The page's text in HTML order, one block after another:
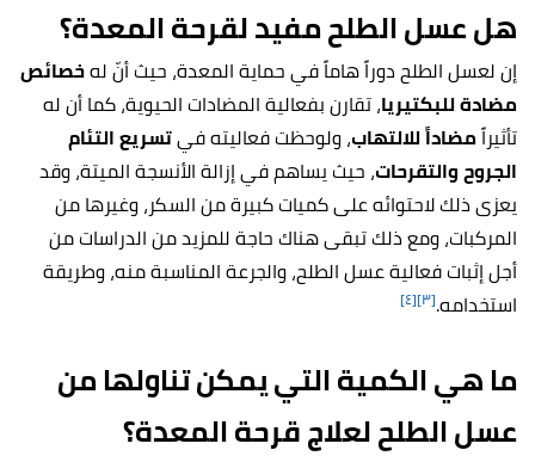
هل عسل الطلح مفيد لقرحة المعدة؟
إن لعسل الطلح دوراً هاماً في حماية المعدة، حيث أنّ لهخصائص
مضادة للبكتيريا، تقارن بفعالية المضادات الحيوية، كما أن له
تأثيراًمضاداً للالتهاب، ولوحظت فعاليته فيتسريع التئام
الجروح والتقرحات، حيث يساهم في إزالة الأنسجة الميتة، وقد
يعزى ذلك لاحتوائه على كميات كبيرة من السكر، وغيرها من
المركبات، ومع ذلك تبقى هناك حاجة للمزيد من الدراسات من
أجل إثبات فعالية عسل الطلح، والجرعة المناسبة منه، وطريقة
استخدامه.[٣] [٤]
ما هي الكمية التي يمكن تناولها من
عسل الطلح لعلاج قرحة المعدة؟